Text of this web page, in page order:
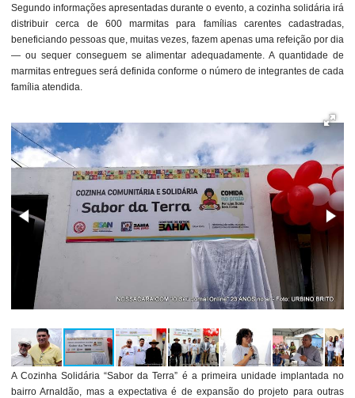
Segundo informações apresentadas durante o evento, a cozinha solidária irá
distribuir cerca de 600 marmitas para famílias carentes cadastradas,
beneficiando pessoas que, muitas vezes, fazem apenas uma refeição por dia
— ou sequer conseguem se alimentar adequadamente. A quantidade de
marmitas entregues será definida conforme o número de integrantes de cada
família atendida.
A Cozinha Solidária “Sabor da Terra” é a primeira unidade implantada no
bairro Arnaldão, mas a expectativa é de expansão do projeto para outras